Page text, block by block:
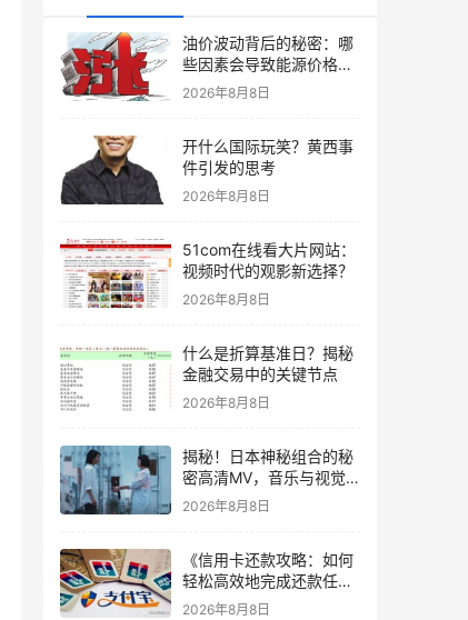
油价波动背后的秘密：哪
些因素会导致能源价格上
涨？
2026年8月8日
开什么国际玩笑？黄西事
件引发的思考
2026年8月8日
51com在线看大片网站：
视频时代的观影新选择？
2026年8月8日
什么是折算基准日？揭秘
金融交易中的关键节点
2026年8月8日
揭秘！日本神秘组合的秘
密高清MV，音乐与视觉
的完美融合
2026年8月8日
《信用卡还款攻略：如何
轻松高效地完成还款任
务？》
2026年8月8日